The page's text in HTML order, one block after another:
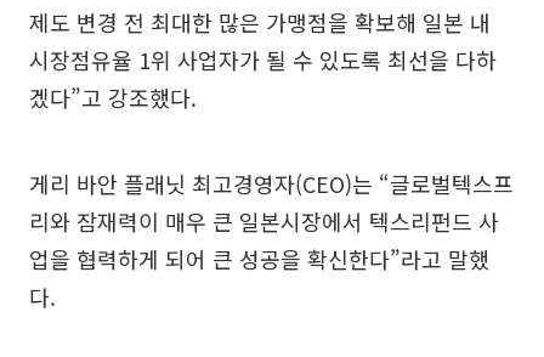
제도 변경 전 최대한 많은 가맹점을 확보해 일본 내
시장점유율 1위 사업자가 될 수 있도록 최선을 다하
겠다”고 강조했다.
게리 바안 플래닛 최고경영자(CEO)는 “글로벌텍스프
리와 잠재력이 매우 큰 일본시장에서 텍스리펀드 사
업을 협력하게 되어 큰 성공을 확신한다”라고 말했
다.